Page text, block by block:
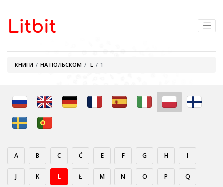
КНИГИ НА ПОЛЬСКОМ L 1
A B C Ć E F G H I
J K L Ł M N O P Q